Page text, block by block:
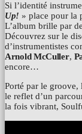
Si l’identité
Up! » place pour la
L’album brille par
Découvrez sur le
d’instrumentistes
Arnold McCuller,
encore…
Porté par le groove,
le reflet d’un
la fois vibrant,